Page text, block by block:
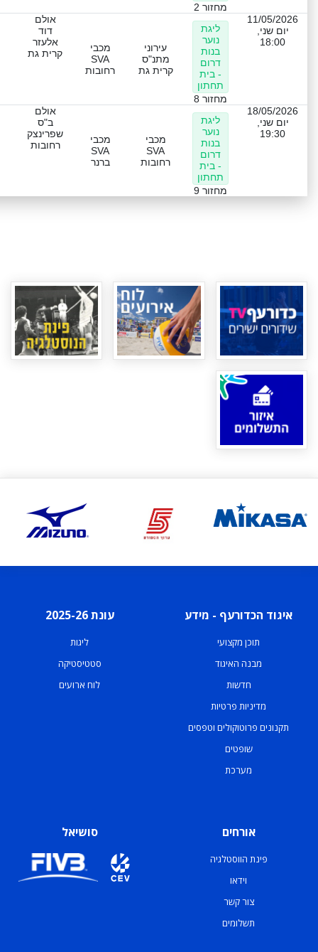
מחזור 2
11/05/2026
יום שני,
18:00
ליגת
נוער
בנות
דרום
- בית
תחתון
מחזור 8
עירוני
מתנ"ס
קרית גת
מכבי
SVA
רחובות
אולם
דוד
אלעזר
קרית גת
18/05/2026
יום שני,
19:30
ליגת
נוער
בנות
דרום
- בית
תחתון
מחזור 9
מכבי
SVA
רחובות
מכבי
SVA
ברנר
אולם
ב"ס
שפרינצק
רחובות
איגוד הכדורעף - מידע
תוכן מקצועי
מבנה האיגוד
חדשות
מדיניות פרטיות
תקנונים פרוטוקולים וטפסים
שופטים
מערכת
עונת 2025-26
ליגות
סטטיסטיקה
לוח ארועים
אורחים
פינת הווסטלגיה
וידאו
צור קשר
תשלומים
סושיאל